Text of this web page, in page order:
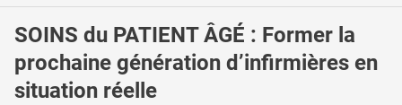
SOINS du PATIENT ÂGÉ : Former la
prochaine génération d’infirmières en
situation réelle